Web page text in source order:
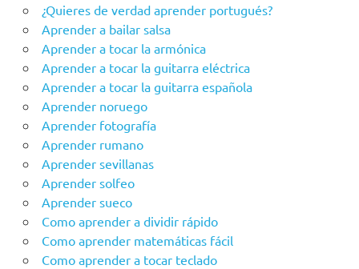
¿Quieres de verdad aprender portugués?
Aprender a bailar salsa
Aprender a tocar la armónica
Aprender a tocar la guitarra eléctrica
Aprender a tocar la guitarra española
Aprender noruego
Aprender fotografía
Aprender rumano
Aprender sevillanas
Aprender solfeo
Aprender sueco
Como aprender a dividir rápido
Como aprender matemáticas fácil
Como aprender a tocar teclado